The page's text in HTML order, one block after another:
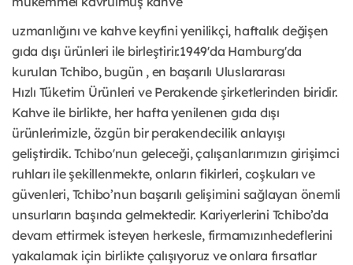
uzmanlığını ve kahve keyfini yenilikçi, haftalık değişen
gıda dışı ürünleri ile birleştirir.1949'da Hamburg'da
kurulan Tchibo, bugün , en başarılı Uluslararası
Hızlı Tüketim Ürünleri ve Perakende şirketlerinden biridir.
Kahve ile birlikte, her haftayenilenen gıda dışı
ürünlerimizle, özgün bir perakendecilik anlayışı
geliştirdik.Tchibo'nun geleceği, çalışanlarımızın girişimci
ruhları ile şekillenmekte, onların fikirleri, coşkuları ve
güvenleri, Tchibo’nun başarılı gelişimini sağlayan önemli
unsurların başında gelmektedir. Kariyerlerini Tchibo’da
devam ettirmek isteyen herkesle, firmamızınhedeflerini
yakalamak için birlikte çalışıyoruz ve onlara fırsatlar